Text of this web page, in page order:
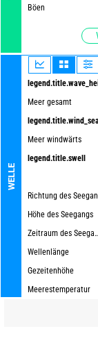
Böen
WELLE
Meer gesamt
Meer windwärts
legend.title.swell
Richtung des
Höhe des Seegangs
Zeitraum
Wellenlänge
Gezeitenhöhe
Meerestemperatur